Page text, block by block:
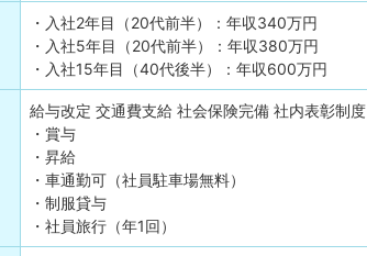
・入社2年目（20代前半）：年収340万円
・入社5年目（20代前半）：年収380万円
・入社15年目（40代後半）：年収600万円
給与改定 交通費支給 社会保険完備 社内表彰制度
・賞与
・昇給
・車通勤可（社員駐車場無料）
・制服貸与
・社員旅行（年1回）